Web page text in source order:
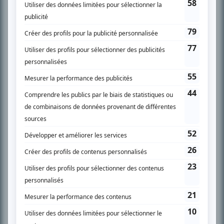
SUR LE RÉSEAU BIZZ MÉDIA
PLAN DU SITE
Accueil
Liste des oeuvres
Recherche avancée
À propos
Nous contacter
Termes et conditions
Politique de confidentialité
Gestion du consentement